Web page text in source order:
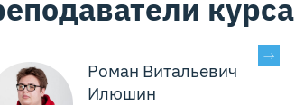
курса
Роман Витальевич
Илюшин